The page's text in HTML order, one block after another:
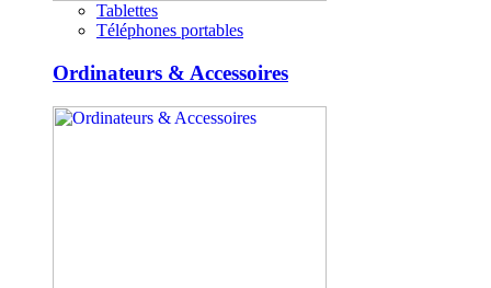
Tablettes
Téléphones portables
Ordinateurs & Accessoires